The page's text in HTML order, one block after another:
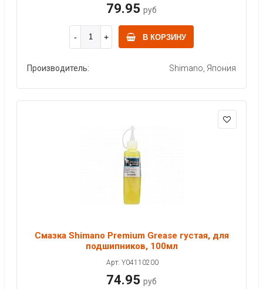
79.95 руб
В КОРЗИНУ
Производитель: Shimano, Япония
Смазка Shimano Premium Grease густая, для
подшипников, 100мл
Арт: Y04110200
74.95 руб